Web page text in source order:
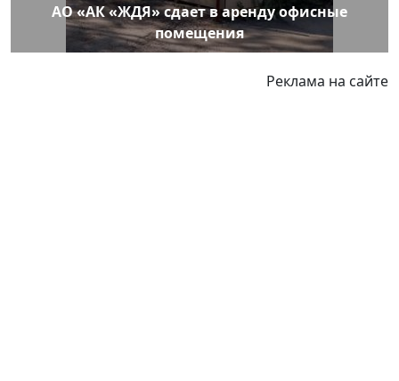
АО «АК «ЖДЯ» сдает в аренду офисные
помещения
Реклама на сайте